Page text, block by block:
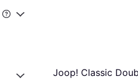
von Drittanbietern
Joop! Classic